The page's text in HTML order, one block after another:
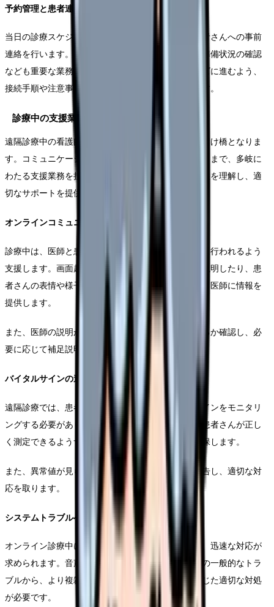
予約管理と患者連絡
当日の診療スケジュールを確認し、必要に応じて患者さんへの事前
連絡を行います。接続テストの実施や、必要書類の準備状況の確認
なども重要な業務となります。また、診療がスムーズに進むよう、
接続手順や注意事項を事前に説明することも大切です。
診療中の支援業務
遠隔診療中の看護師は、医師と患者をつなぐ重要な架け橋となりま
す。コミュニケーションの補助から技術的なサポートまで、多岐に
わたる支援業務を担当します。オンラインという特性を理解し、適
切なサポートを提供することが求められます。
オンラインコミュニケーション支援
診療中は、医師と患者のコミュニケーションが円滑に行われるよう
支援します。画面越しでは伝わりにくい情報を補足説明したり、患
者さんの表情や様子を注意深く観察し、必要に応じて医師に情報を
提供します。
また、医師の説明が患者さんに正しく理解されているか確認し、必
要に応じて補足説明を行います。
バイタルサインの遠隔モニタリング
遠隔診療では、患者さん自身が測定したバイタルサインをモニタリ
ングする必要があります。血圧、体温、脈拍など、患者さんが正し
く測定できるようサポートし、測定値の信頼性を確保します。
また、異常値が見られた場合は、速やかに医師に報告し、適切な対
応を取ります。
システムトラブルへの対応
オンライン診療中に発生する技術的な問題に対して、迅速な対応が
求められます。音声が途切れる、画面が固まるなどの一般的なトラ
ブルから、より複雑なシステム障害まで、状況に応じた適切な対処
が必要です。